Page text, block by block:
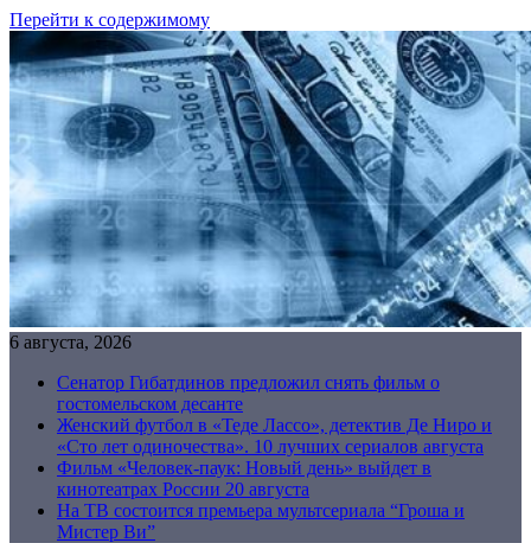
Перейти к содержимому
6 августа, 2026
Сенатор Гибатдинов предложил снять фильм о
гостомельском десанте
Женский футбол в «Теде Лассо», детектив Де Ниро и
«Сто лет одиночества». 10 лучших сериалов августа
Фильм «Человек-паук: Новый день» выйдет в
кинотеатрах России 20 августа
На ТВ состоится премьера мультсериала “Гроша и
Мистер Ви”